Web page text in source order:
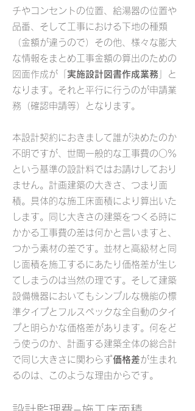
チやコンセントの位置、給湯器の位置や
品番、そして工事における下地の種類
（金額が違うので）その他、様々な膨大
な情報をまとめ工事金額の算出のための
図面作成が「 実施設計図書作成業務 」と
なります。それと平行に行うのが申請業
務（確認申請等）となります。
本設計契約におきまして誰が決めたのか
不明ですが、世間一般的な工事費の○％
という基準の設計料ではお請けしており
ません。 計画建築の大きさ、つまり面
積。具体的な施工床面積により算出いた
します。同じ大きさの建築をつくる時に
かかる工事費の差は何かと言いますと、
つかう素材の差です。並材と高級材と同
じ面積を施工するにあたり価格差が生じ
てしまうのは当然の理です。そして建築
設備機器においてもシンプルな機能の標
準タイプとフルスペックな全自動のタイ
プと明らかな価格差があります。何をど
う使うのか、計画する建築全体の総合計
で同じ大きさに関わらず価格差が生まれ
るのは、このような理由からです。